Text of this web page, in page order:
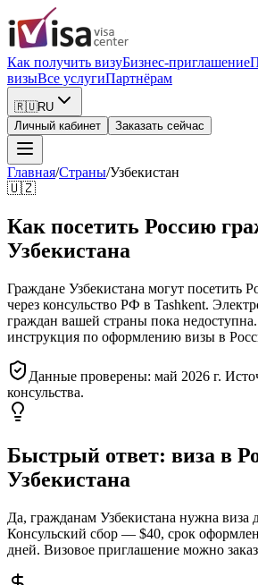
Как получить визуБизнес-приглашение
визыВсе услугиПартнёрам
🇷🇺RU
Личный кабинет
Заказать сейчас
Главная/Страны/Узбекистан
🇺🇿
Как посетить Россию
Узбекистана
Граждане Узбекистана могут посетить
через консульство РФ в Tashkent.
граждан вашей страны пока
инструкция по оформлению визы в
Данные проверены: май 2026 г.
консульства.
Быстрый ответ: виза в
Узбекистана
Да, гражданам Узбекистана нужна виза
Консульский сбор — $40, срок
дней. Визовое приглашение можно